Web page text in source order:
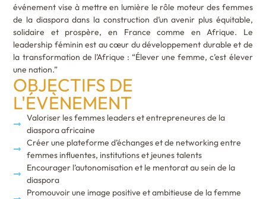
événement vise à mettre en lumière le rôle moteur des femmes
de la diaspora dans la construction d’un avenir plus équitable,
solidaire et prospère, en France comme en Afrique. Le
leadership féminin est au cœur du développement durable et de
la transformation de l’Afrique : “Élever une femme, c’est élever
une nation.”
OBJECTIFS DE
L'ÉVÈNEMENT
Valoriser les femmes leaders et entrepreneures de la
diaspora africaine
Créer une plateforme d’échanges et de networking entre
femmes influentes, institutions et jeunes talents
Encourager l’autonomisation et le mentorat au sein de la
diaspora
Promouvoir une image positive et ambitieuse de la femme